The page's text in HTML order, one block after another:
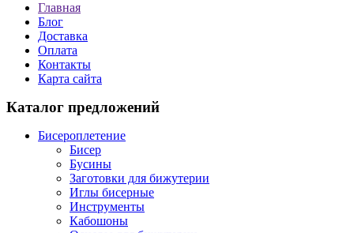
Главная
Блог
Доставка
Оплата
Контакты
Карта сайта
Каталог предложений
Бисероплетение
Бисер
Бусины
Заготовки для бижутерии
Иглы бисерные
Инструменты
Кабошоны